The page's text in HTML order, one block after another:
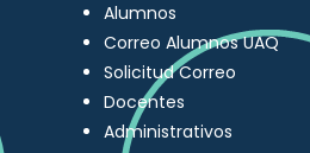
Alumnos
Correo Alumnos UAQ
Solicitud Correo
Docentes
Administrativos